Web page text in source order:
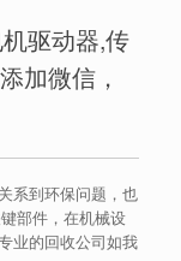
驱动器,传
加微信，
系到环保问题，也
部件，在机械设
业的回收公司如我